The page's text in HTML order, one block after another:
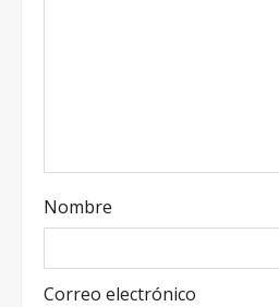
Nombre
Correo electrónico